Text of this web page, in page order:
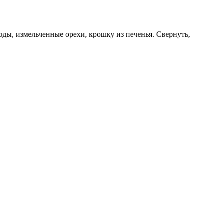
измельченные орехи, крошку из печенья. Свернуть,